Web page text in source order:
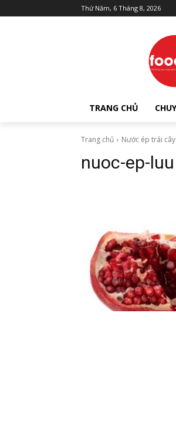
Thứ Năm, 6 Tháng 8, 2026
TRANG CHỦ
Trang chủ Nước ép trái
nuoc-ep-luu